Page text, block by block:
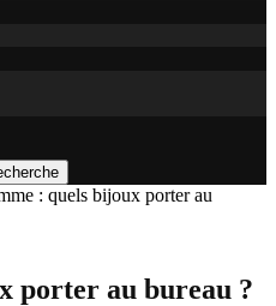
: quels bijoux porter au
porter au bureau ?